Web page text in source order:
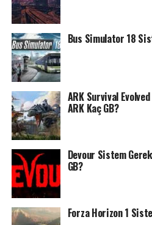
Bus Simulator 18
ARK Survival
ARK Kaç GB?
Devour Sistem
GB?
Forza Horizon 1